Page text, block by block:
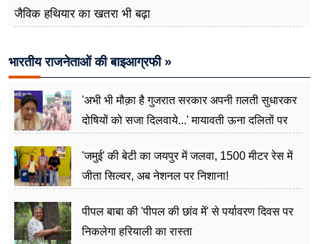
जैविक हथियार का खतरा भी बढ़ा
भारतीय राजनेताओं की बाइआग्रफी »
'अभी भी मौक़ा है गुजरात सरकार अपनी ग़लती सुधारकर
दोषियों को सजा दिलवाये...' मायावती ऊना दलितों पर
'जमुई' की बेटी का जयपुर में जलवा, 1500 मीटर रेस में
जीता सिल्वर, अब नेशनल पर निशाना!
पीपल बाबा की 'पीपल की छांव में' से पर्यावरण दिवस पर
निकलेगा हरियाली का रास्ता